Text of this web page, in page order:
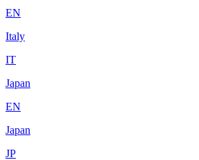
EN
Italy
IT
Japan
EN
Japan
JP